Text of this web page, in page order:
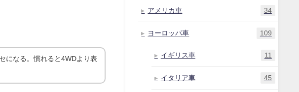
になる。慣れると4WDより表
アメリカ車 34
ヨーロッパ車 109
イギリス車 11
イタリア車 45